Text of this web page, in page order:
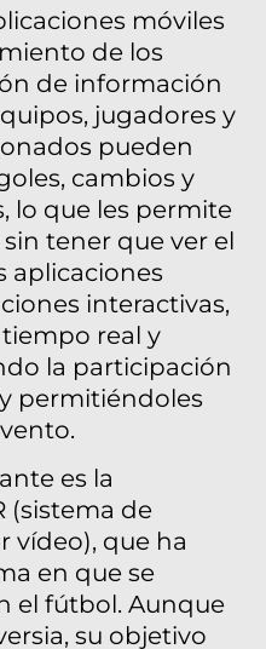
móviles
de los
de información
jugadores y
pueden
cambios y
lo que les permite
tener que ver el
aplicaciones
interactivas,
real y
la participación
permitiéndoles
es la
(sistema de
vídeo), que ha
en que se
el fútbol. Aunque
su objetivo